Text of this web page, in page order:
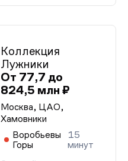
Коллекция
Лужники
От 77,7 до
824,5 млн ₽
Москва, ЦАО,
Хамовники
Воробьевы
Горы
15
минут